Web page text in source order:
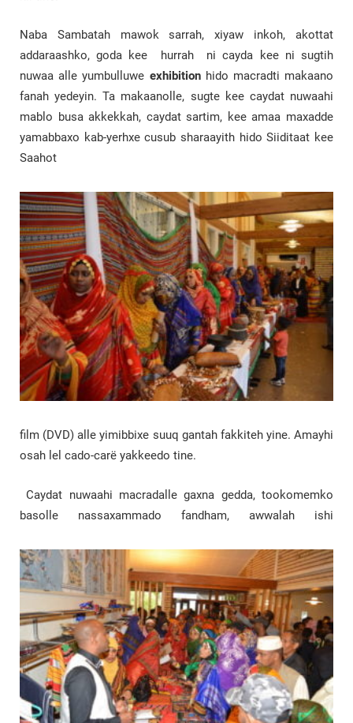
Naba Sambatah mawok sarrah, xiyaw inkoh, akottat
addaraashko, goda kee hurrah ni cayda kee ni sugtih
nuwaa alle yumbulluwe exhibitionhido macradti makaano
fanah yedeyin. Ta makaanolle, sugte kee caydat nuwaahi
mablo busa akkekkah, caydat sartim, kee amaa maxadde
yamabbaxo kab-yerhxe cusub sharaayith hido Siiditaat kee
Saahot
film (DVD) alle yimibbixe suuq gantah fakkiteh yine. Amayhi
osah lel cado-carë yakkeedo tine.
Caydat nuwaahi macradalle gaxna gedda, tookomemko
basolle nassaxammado fandham, awwalah ishi